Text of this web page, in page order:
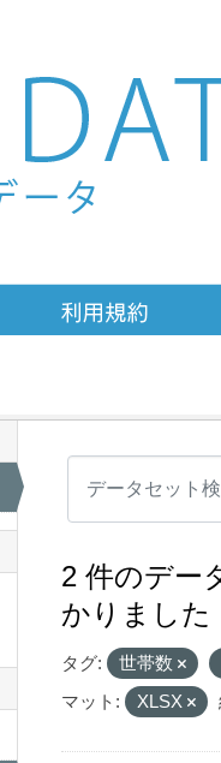
2 件のデー
かりました
タグ: 世帯数
マット:
XLSX